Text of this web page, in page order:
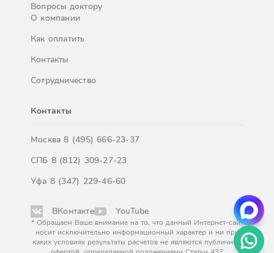
Вопросы доктору
О компании
Как оплатить
Контакты
Сотрудничество
Контакты
Москва8 (495) 666-23-37
СПБ 8 (812) 309-27-23
Уфа 8 (347) 229-46-60
ВКонтакте YouTube
* Обращаем Ваше внимание на то, что данный Интернет-сайт
носит исключительно информационный характер и ни при
каких условиях результаты расчетов не являются публичной